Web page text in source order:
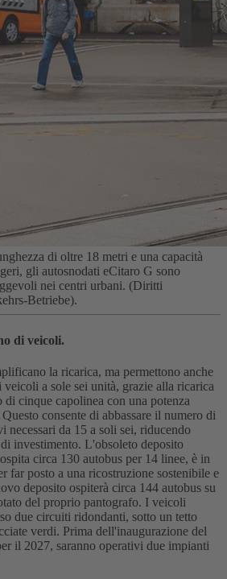
di oltre 18 metri e una capacità
gli autosnodati eCitaro G sono
nei centri urbani. (Diritti
Betriebe).
di veicoli.
la ricarica, ma permettono anche
a sole sei unità, grazie alla ricarica
di cinque capolinea con una potenza
consente di abbassare il numero di
necessari da 15 a soli sei, riducendo
investimento. L'obsoleto deposito
circa 130 autobus per 14 linee, è in
far posto a una ricostruzione sostenibile e
deposito ospiterà circa 144 autobus su
del proprio pantografo. I veicoli
due circuiti ridondanti, sotto un tetto
verdi. Prima dell'inaugurazione del
il 2027, saranno operativi due impianti